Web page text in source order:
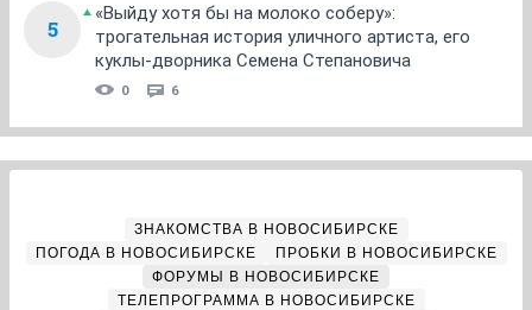
5
«Выйду хотя бы на молоко соберу»:
трогательная история уличного артиста, его
куклы-дворника Семена Степановича
0 6
ЗНАКОМСТВА В НОВОСИБИРСКЕ
ПОГОДА В НОВОСИБИРСКЕ
ПРОБКИ В НОВОСИБИРСКЕ
ФОРУМЫ В НОВОСИБИРСКЕ
ТЕЛЕПРОГРАММА В НОВОСИБИРСКЕ